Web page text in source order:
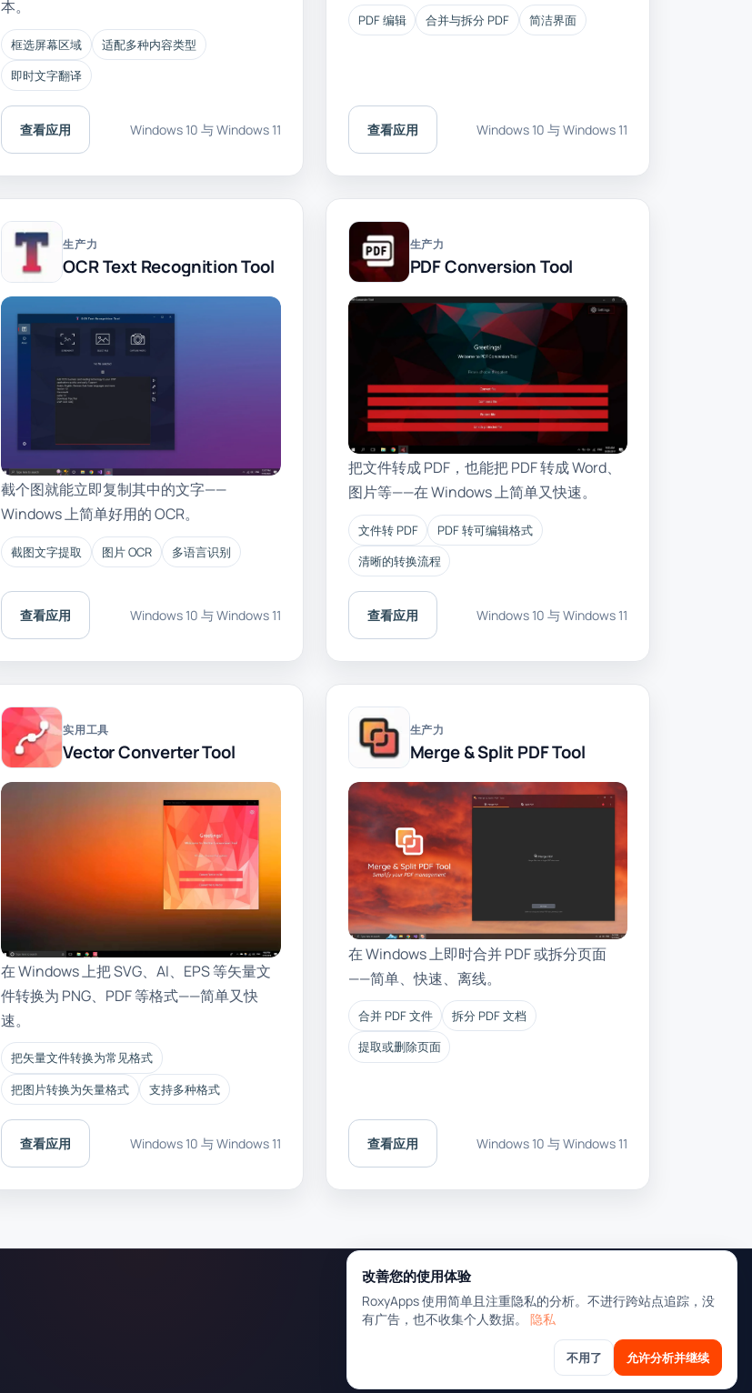
本。
框选屏幕区域
适配多种内容类型
即时文字翻译
查看应用 Windows 10 与 Windows 11
PDF 编辑 合并与拆分 PDF 简洁界面
查看应用 Windows 10 与 Windows 11
生产力
OCR Text Recognition Tool
截个图就能立即复制其中的文字——
Windows 上简单好用的 OCR。
截图文字提取 图片 OCR 多语言识别
查看应用 Windows 10 与 Windows 11
生产力
PDF Conversion Tool
把文件转成 PDF，也能把 PDF 转成 Word、
图片等——在 Windows 上简单又快速。
文件转 PDF
PDF 转可编辑格式
清晰的转换流程
查看应用 Windows 10 与 Windows 11
实用工具
Vector Converter Tool
在 Windows 上把 SVG、AI、EPS 等矢量文
件转换为 PNG、PDF 等格式——简单又快
速。
把矢量文件转换为常见格式
把图片转换为矢量格式
支持多种格式
查看应用 Windows 10 与 Windows 11
生产力
Merge & Split PDF Tool
在 Windows 上即时合并 PDF 或拆分页面
——简单、快速、离线。
合并 PDF 文件
拆分 PDF 文档
提取或删除页面
查看应用 Windows 10 与 Windows 11
改善您的使用体验
RoxyApps 使用简单且注重隐私的分析。不进行跨站点追踪，没
有广告，也不收集个人数据。 隐私
不用了 允许分析并继续
联系我们支持 隐私